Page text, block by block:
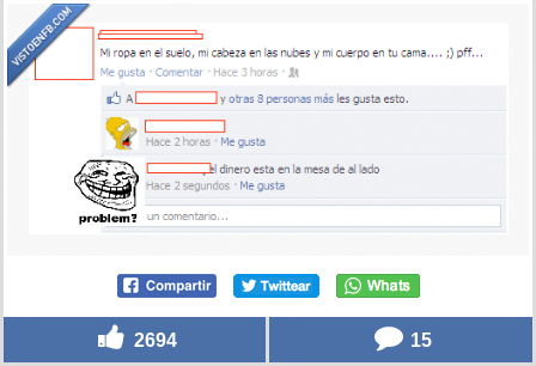
2694 15